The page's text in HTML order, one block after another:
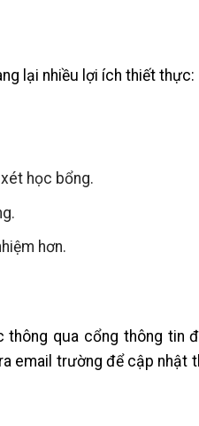
lại nhiều lợi ích thiết thực:
học bổng.
hơn.
qua cổng thông tin
email trường để cập nhật